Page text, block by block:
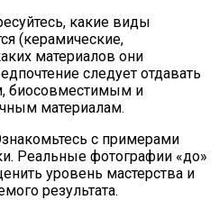
какие виды
(керамические,
материалов они
следует отдавать
биосовместимым и
материалам.
с примерами
Реальные фотографии «до»
уровень мастерства и
результата.